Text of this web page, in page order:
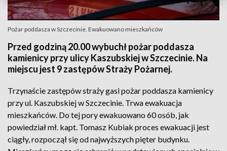
Pożar poddasza w Szczecinie. Ewakuowano mieszkańców
Przed godziną 20.00 wybuchł pożar poddasza
kamienicy przy ulicy Kaszubskiej w Szczecinie. Na
miejscu jest 9 zastępów Straży Pożarnej.
Trzynaście zastępów straży gasi pożar poddasza kamienicy
przy ul. Kaszubskiej w Szczecinie. Trwa ewakuacja
mieszkańców. Do tej pory ewakuowano 60 osób, jak
powiedział mł. kapt. Tomasz Kubiak proces ewakuacji jest
ciągły, rozpoczął się od najwyższych pięter budynku.